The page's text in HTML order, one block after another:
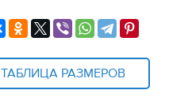
ТАБЛИЦА РАЗМЕРОВ